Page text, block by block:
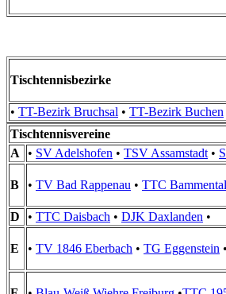
Tischtennisbezirke
• TT-Bezirk Bruchsal • TT-Bezirk Buchen
Tischtennisvereine
A
• SV Adelshofen • TSV Assamstadt •
B • TV Bad Rappenau • TTC Bammental
D • TTC Daisbach • DJK Daxlanden •
E • TV 1846 Eberbach • TG Eggenstein •